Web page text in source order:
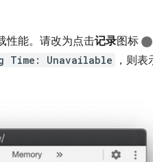
性能。请改为点击记录图标
Time: Unavailable
，则